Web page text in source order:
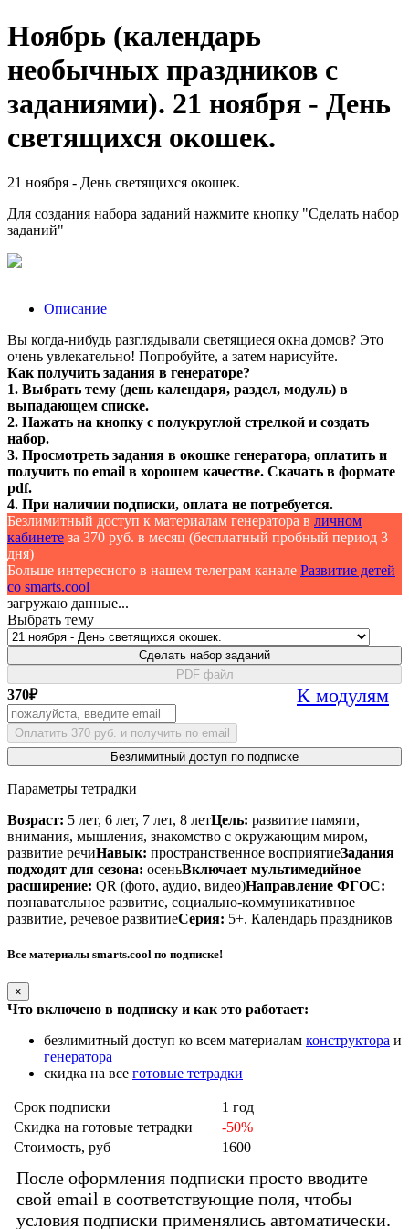
Ноябрь (календарь
необычных праздников с
заданиями). 21 ноября - День
светящихся окошек.
21 ноября - День светящихся окошек.
Для создания набора заданий нажмите кнопку "Сделать набор
заданий"
Описание
Вы когда-нибудь разглядывали светящиеся окна домов? Это
очень увлекательно! Попробуйте, а затем нарисуйте.
Как получить задания в генераторе?
1. Выбрать тему (день календаря, раздел, модуль) в
выпадающем списке.
2. Нажать на кнопку с полукруглой стрелкой и создать
набор.
3. Просмотреть задания в окошке генератора, оплатить и
получить по email в хорошем качестве. Скачать в формате
pdf.
4. При наличии подписки, оплата не потребуется.
Безлимитный доступ к материалам генератора в личном
кабинете за 370 руб. в месяц (бесплатный пробный период 3
дня)
Больше интересного в нашем телеграм канале Развитие детей
со smarts.cool
загружаю данные...
Выбрать тему
Сделать набор заданий
PDF файл
370₽ К модулям
Оплатить 370 руб. и получить по email
Безлимитный доступ по подписке
Параметры тетрадки
Возраст: 5 лет, 6 лет, 7 лет, 8 летЦель: развитие памяти,
внимания, мышления, знакомство с окружающим миром,
развитие речиНавык: пространственное восприятиеЗадания
подходят для сезона: осеньВключает мультимедийное
расширение: QR (фото, аудио, видео)Направление ФГОС:
познавательное развитие, социально-коммуникативное
развитие, речевое развитиеСерия: 5+. Календарь праздников
Все материалы smarts.cool по подписке!
×
Что включено в подписку и как это работает:
безлимитный доступ ко всем материалам конструктора и
генератора
скидка на все готовые тетрадки
Срок подписки
1 год
Скидка на готовые тетрадки
-50%
Стоимость, руб
1600
После оформления подписки просто вводите
свой email в соответствующие поля, чтобы
условия подписки применялись автоматически.